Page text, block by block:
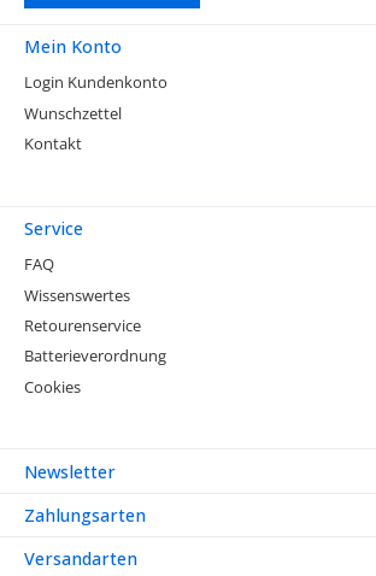
Mein Konto
Login Kundenkonto
Wunschzettel
Kontakt
Service
FAQ
Wissenswertes
Retourenservice
Batterieverordnung
Cookies
Newsletter
Zahlungsarten
Versandarten